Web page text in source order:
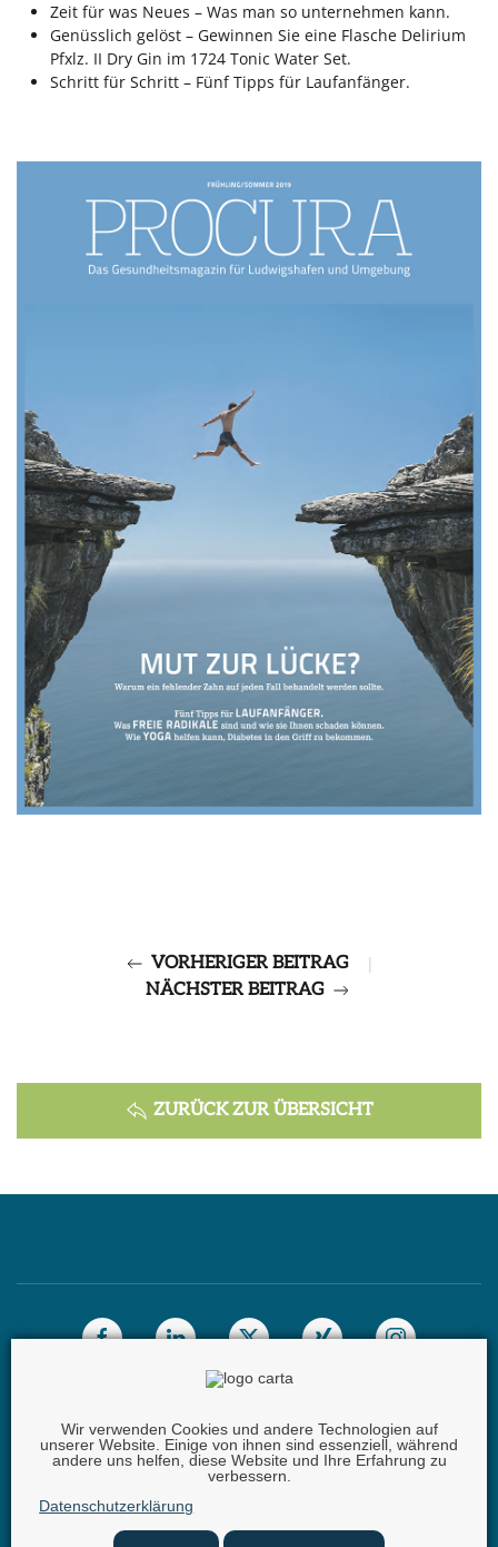
Wir verwenden Cookies und andere Technologien auf
unserer Website. Einige von ihnen sind essenziell, während
andere uns helfen, diese Website und Ihre Erfahrung zu
verbessern.
Datenschutzerklärung
Zeit für was Neues – Was man so unternehmen kann.
Genüsslich gelöst – Gewinnen Sie eine Flasche Delirium
Pfxlz. II Dry Gin im 1724 Tonic Water Set.
Schritt für Schritt – Fünf Tipps für Laufanfänger.
VORHERIGER BEITRAG
|
NÄCHSTER BEITRAG
ZURÜCK ZUR ÜBERSICHT
Carta GmbH |Iggelheimer Str. 26 | 67346 Speyer |
+49 (0) 62 32 - 100111 - 0 |